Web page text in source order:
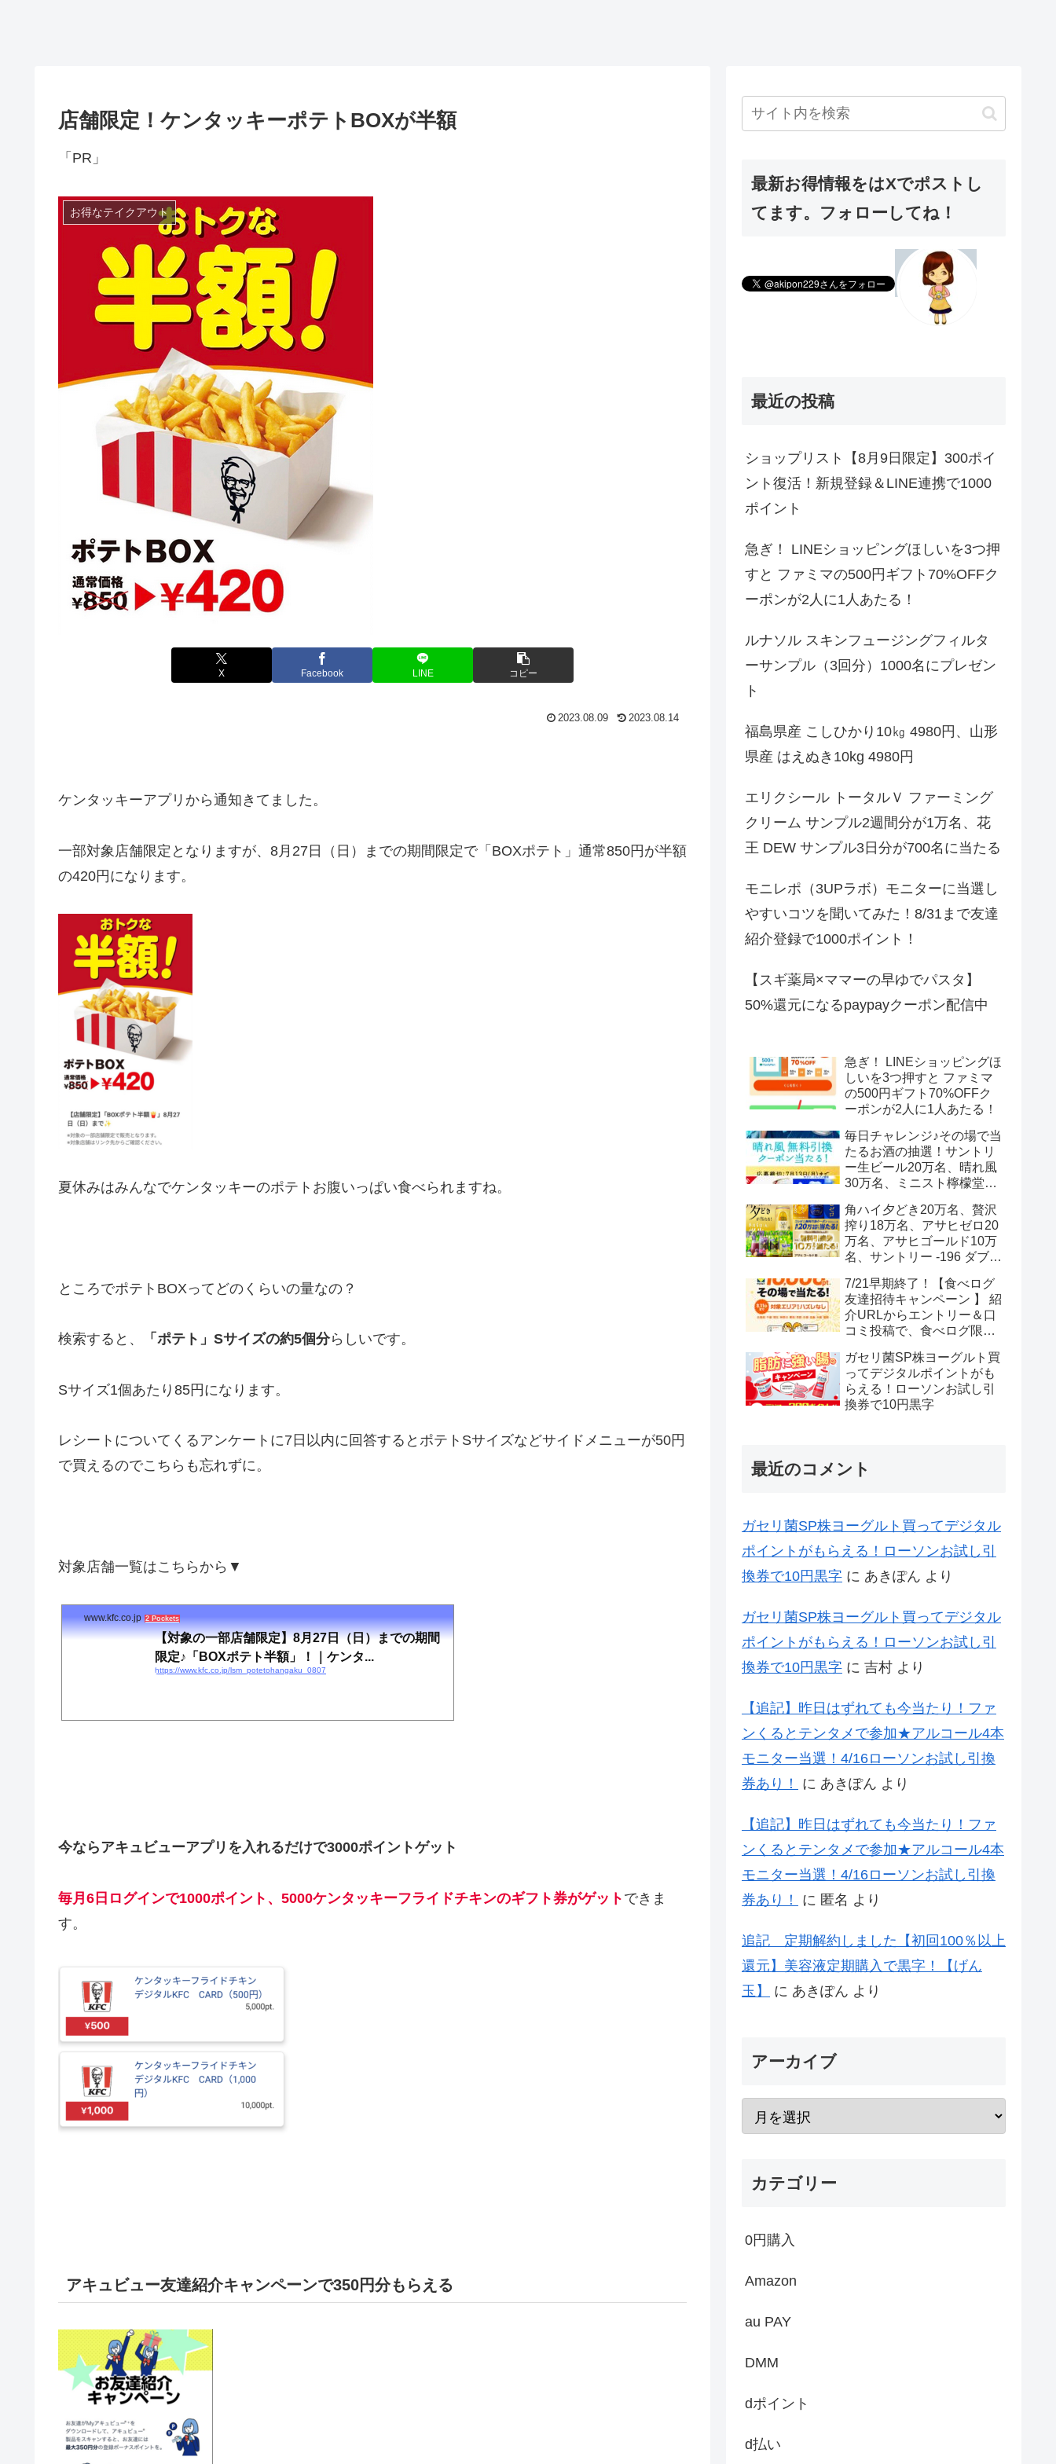
店舗限定！ケンタッキーポテトBOXが半額
「PR」
お得なテイクアウト
X Facebook LINE コピー
2023.08.09 2023.08.14
ケンタッキーアプリから通知きてました。
一部対象店舗限定となりますが、8月27日（日）までの期間限定で「BOXポテト」通常850円が半額
の420円になります。
夏休みはみんなでケンタッキーのポテトお腹いっぱい食べられますね。
ところでポテトBOXってどのくらいの量なの？
検索すると、 「ポテト」Sサイズの約5個分らしいです。
Sサイズ1個あたり85円になります。
レシートについてくるアンケートに7日以内に回答するとポテトSサイズなどサイドメニューが50円
で買えるのでこちらも忘れずに。
対象店舗一覧はこちらから▼
www.kfc.co.jp 2 Pockets
【対象の一部店舗限定】8月27日（日）までの期間
限定♪「BOXポテト半額」！｜ケンタ...
https://www.kfc.co.jp/lsm_potetohangaku_0807
今ならアキュビューアプリを入れるだけで3000ポイントゲット
毎月6日ログインで1000ポイント、5000ケンタッキーフライドチキンのギフト券がゲット できま
す。
アキュビュー友達紹介キャンペーンで350円分もらえる
最新お得情報をはXでポストし
てます。フォローしてね！
最近の投稿
ショップリスト【8月9日限定】300ポイ
ント復活！新規登録＆LINE連携で1000
ポイント
急ぎ！ LINEショッピングほしいを3つ押
すと ファミマの500円ギフト70%OFFク
ーポンが2人に1人あたる！
ルナソル スキンフュージングフィルタ
ーサンプル（3回分）1000名にプレゼン
ト
福島県産 こしひかり10㎏ 4980円、山形
県産 はえぬき10kg 4980円
エリクシール トータルＶ ファーミング
クリーム サンプル2週間分が1万名、花
王 DEW サンプル3日分が700名に当たる
モニレポ（3UPラボ）モニターに当選し
やすいコツを聞いてみた！8/31まで友達
紹介登録で1000ポイント！
【スギ薬局×ママーの早ゆでパスタ】
50%還元になるpaypayクーポン配信中
急ぎ！ LINEショッピングほ
しいを3つ押すと ファミマ
の500円ギフト70%OFFク
ーポンが2人に1人あたる！
毎日チャレンジ♪その場で当
たるお酒の抽選！サントリ
ー生ビール20万名、晴れ風
30万名、ミニスト檸檬堂2
ボール12.3万名
角ハイ夕どき20万名、贅沢
搾り18万名、アサヒゼロ20
万名、アサヒゴールド10万
名、サントリー -196 ダブル
7/21早期終了！【食べログ
友達招待キャンペーン 】 紹
介URLからエントリー＆口
コミ投稿で、食べログ限定
トがもらえる
ガセリ菌SP株ヨーグルト買
ってデジタルポイントがも
らえる！ローソンお試し引
換券で10円黒字
最近のコメント
ガセリ菌SP株ヨーグルト買ってデジタル
ポイントがもらえる！ローソンお試し引
換券で10円黒字 に あきぽん より
ガセリ菌SP株ヨーグルト買ってデジタル
ポイントがもらえる！ローソンお試し引
換券で10円黒字 に 吉村 より
【追記】昨日はずれても今当たり！ファ
ンくるとテンタメで参加★アルコール4本
モニター当選！4/16ローソンお試し引換
券あり！
に あきぽん より
【追記】昨日はずれても今当たり！ファ
ンくるとテンタメで参加★アルコール4本
モニター当選！4/16ローソンお試し引換
券あり！
に 匿名 より
追記 定期解約しました【初回100％以上
還元】美容液定期購入で黒字！【げん
玉】
に あきぽん より
アーカイブ
カテゴリー
0円購入
Amazon
au PAY
DMM
dポイント
d払い